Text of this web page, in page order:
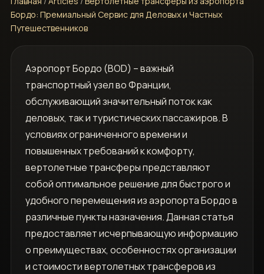
Бордо: Премиальный Сервис для Деловых и Частных
Путешественников
Аэропорт Бордо (BOD) – важный
транспортный узел во Франции,
обслуживающий значительный поток как
деловых, так и туристических пассажиров. В
условиях ограниченного времени и
повышенных требований к комфорту,
вертолетные трансферы представляют
собой оптимальное решение для быстрого и
удобного перемещения из аэропорта Бордо в
различные пункты назначения. Данная статья
предоставляет исчерпывающую информацию
о преимуществах, особенностях организации
и стоимости вертолетных трансферов из